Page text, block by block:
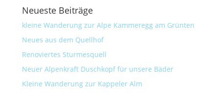
Neueste Beiträge
kleine Wanderung zur Alpe Kammeregg am Grünten
Neues aus dem Quellhof
Renoviertes Sturmesquell
Neuer Alpenkraft Duschkopf für unsere Bäder
Kleine Wanderung zur Kappeler Alm